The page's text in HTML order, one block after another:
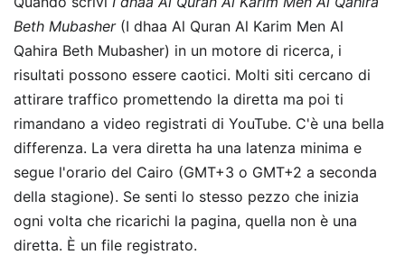
Beth Mubasher(I dhaa Al Quran Al Karim Men Al
Qahira Beth Mubasher) in un motore di ricerca, i
risultati possono essere caotici. Molti siti cercano di
attirare traffico promettendo la diretta ma poi ti
rimandano a video registrati di YouTube. C'è una bella
differenza. La vera diretta ha una latenza minima e
segue l'orario del Cairo (GMT+3 o GMT+2 a seconda
della stagione). Se senti lo stesso pezzo che inizia
ogni volta che ricarichi la pagina, quella non è una
diretta. È un file registrato.